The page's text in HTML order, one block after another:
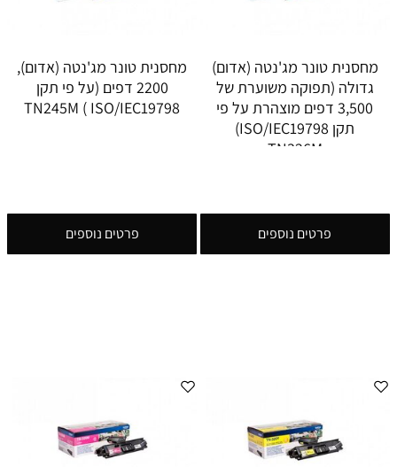
מחסנית טונר מג'נטה (אדום)
גדולה (תפוקה משוערת של
3,500 דפים מוצהרת על פי
תקן ISO/IEC19798)
TN326M
פרטים נוספים
מחסנית טונר מג'נטה (אדום),
2200 דפים (על פי תקן
ISO/IEC19798 ) TN245M
פרטים נוספים